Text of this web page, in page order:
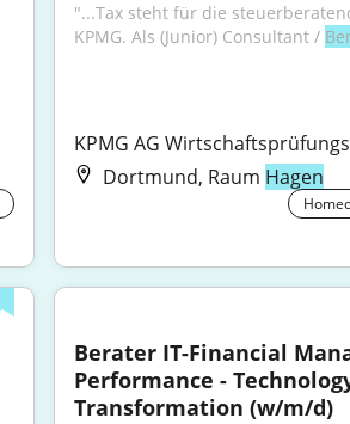
"...Tax steht für die
KPMG. Als (Junior) Consultant /
KPMG AG
Dortmund, Raum Hagen
Berater IT-Financial
Performance -
Transformation (w/m/d)